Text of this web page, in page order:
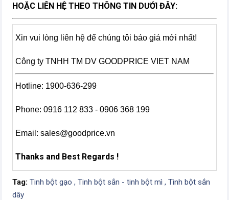
HOẶC LIÊN HỆ THEO THÔNG TIN DƯỚI ĐÂY:
Xin vui lòng liên hệ để chúng tôi báo giá mới nhất!
Công ty TNHH TM DV GOODPRICE VIET NAM
Hotline: 1900-636-299
Phone: 0916 112 833 - 0906 368 199
Email: sales@goodprice.vn
Thanks and Best Regards !
Tag: Tinh bột gạo , Tinh bột sắn - tinh bột mì , Tinh bột sắn
dây